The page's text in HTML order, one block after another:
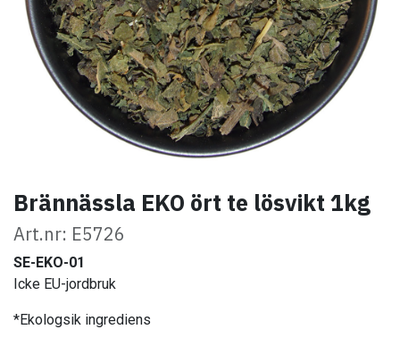
Brännässla EKO ört te lösvikt 1kg
Art.nr: E5726
SE-EKO-01
Icke EU-jordbruk
*Ekologsik ingrediens